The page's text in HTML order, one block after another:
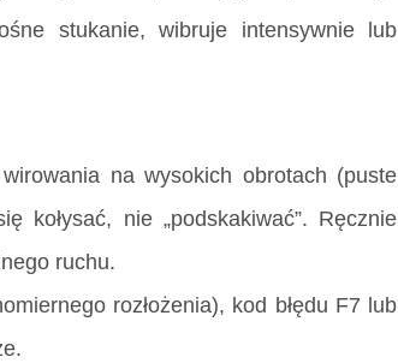
stukanie, wibruje intensywnie lub
na wysokich obrotach (puste
kołysać, nie „podskakiwać”. Ręcznie
ruchu.
rozłożenia), kod błędu F7 lub